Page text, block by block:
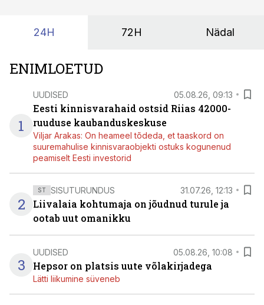
24H 72H Nädal
ENIMLOETUD
1
UUDISED 05.08.26, 09:13
Eesti kinnisvarahaid ostsid Riias 42000-
ruuduse kaubanduskeskuse
Viljar Arakas: On heameel tõdeda, et taaskord on
suuremahulise kinnisvaraobjekti ostuks kogunenud
peamiselt Eesti investorid
2
ST SISUTURUNDUS 31.07.26, 12:13
Liivalaia kohtumaja on jõudnud turule ja
ootab uut omanikku
3
UUDISED 05.08.26, 10:08
Hepsor on platsis uute võlakirjadega
Lätti liikumine süveneb